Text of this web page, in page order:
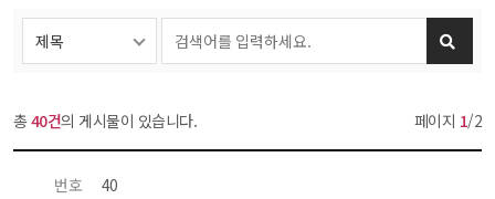
총 40건의 게시물이 있습니다. 페이지 1/2
번호
40